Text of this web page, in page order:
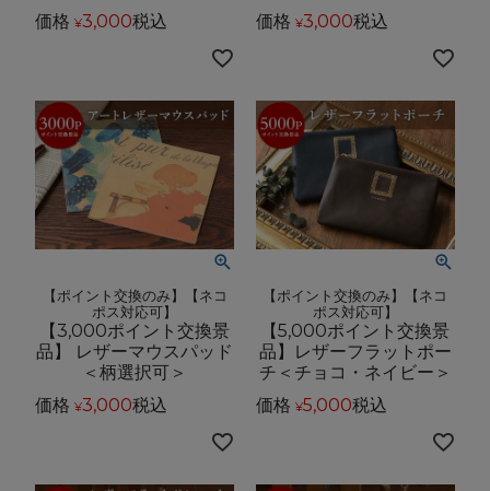
価格 ¥3,000税込
価格 ¥3,000税込
【ポイント交換のみ】【ネコ
ポス対応可】
【3,000ポイント交換景
品】 レザーマウスパッド
＜柄選択可＞
価格 ¥3,000税込
【ポイント交換のみ】【ネコ
ポス対応可】
【5,000ポイント交換景
品】レザーフラットポー
チ＜チョコ・ネイビー＞
価格 ¥5,000税込